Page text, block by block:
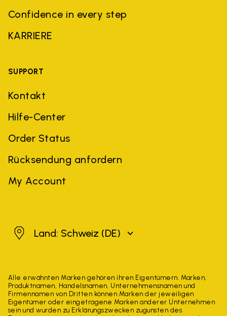
Confidence in every step
KARRIERE
SUPPORT
Kontakt
Hilfe-Center
Order Status
Rücksendung anfordern
My Account
SchweizLand: Schweiz (DE)
Alle erwähnten Marken gehören ihren Eigentümern. Marken,
Produktnamen, Handelsnamen, Unternehmensnamen und
Firmennamen von Dritten können Marken der jeweiligen
Eigentümer oder eingetragene Marken anderer Unternehmen
sein und wurden zu Erklärungszwecken zugunsten des